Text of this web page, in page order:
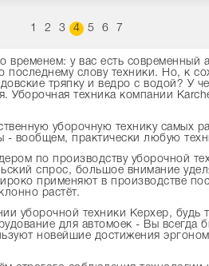
1 2 3 4 5 6 7
временем: у вас есть
слову техники. Но, к
тряпку и ведро с водой? У
Уборочная техника компании
уборочную технику самых
вообщем, практически любую
по производству уборочной
спрос, большое внимание
применяют в производстве
растёт.
уборочной техники Керхер, будь
для автомоек - Вы всегда
новейшие достижения